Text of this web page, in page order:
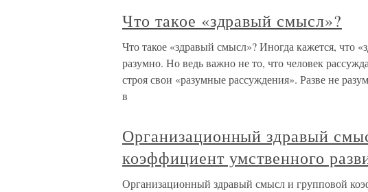
Что такое «здравый смысл»?
Что такое «здравый смысл»? Иногда кажется, что
разумно. Но ведь важно не то, что человек
строя свои «разумные рассуждения». Разве не
в
Организационный здравый
коэффициент умственного
Организационный здравый смысл и групповой